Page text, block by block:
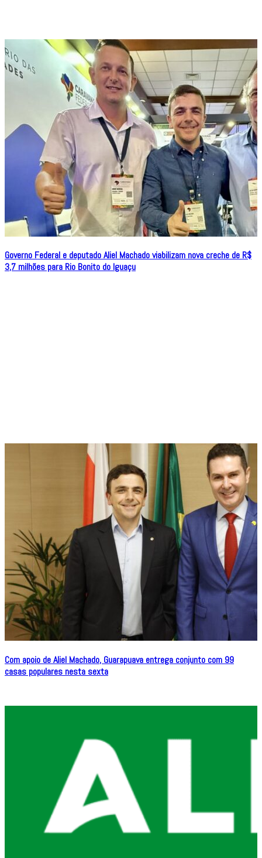
Governo Federal e deputado Aliel Machado viabilizam nova creche de R$
3,7 milhões para Rio Bonito do Iguaçu
Com apoio de Aliel Machado, Guarapuava entrega conjunto com 99
casas populares nesta sexta